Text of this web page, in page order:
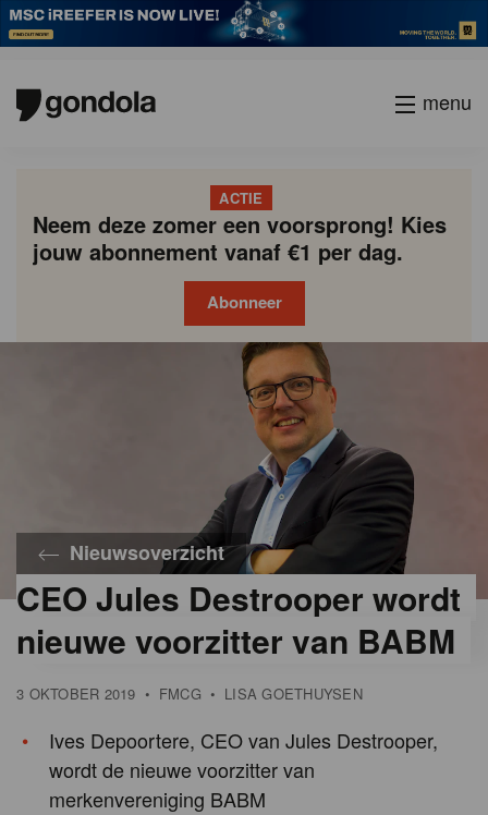
menu
ACTIE
Neem deze zomer een voorsprong! Kies
jouw abonnement vanaf €1 per dag.
Abonneer
Nieuwsoverzicht
CEO Jules Destrooper wordt
nieuwe voorzitter van BABM
3 OKTOBER 2019 • FMCG • LISA GOETHUYSEN
Ives Depoortere, CEO van Jules Destrooper,
wordt de nieuwe voorzitter van
merkenvereniging BABM